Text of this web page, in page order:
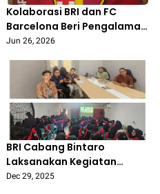
Kolaborasi BRI dan FC
Barcelona Beri Pengalaman
Baru bagi Pecinta Sepak
Jun 26, 2026
BRI Cabang Bintaro
Laksanakan Kegiatan
Akuisisi di PT Mitra Kreasi
Dec 29, 2025